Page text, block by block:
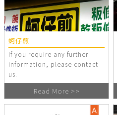
汁，讓人吮指回味。
蚵仔煎
If you require any further
information, please contact
us.
Read More >>